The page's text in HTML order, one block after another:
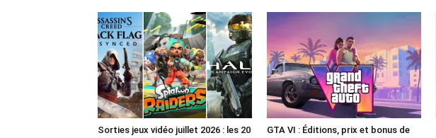
Sorties jeux vidéo juillet 2026 : les 20
GTA VI : Éditions, prix et bonus de